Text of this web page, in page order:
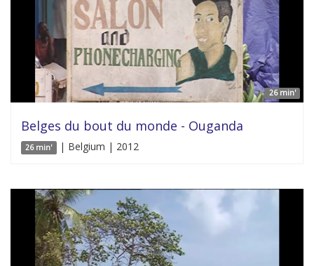
26 min'
Belges du bout du monde - Ouganda
26 min' | Belgium | 2012